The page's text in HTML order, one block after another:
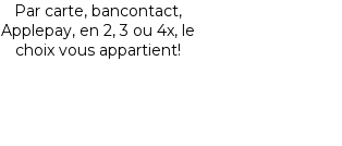
Par carte, bancontact,
Applepay, en 2, 3 ou 4x, le
choix vous appartient!